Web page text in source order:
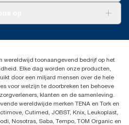
wereldwijd toonaangevend bedrijf op het
Elke dag worden onze producten,
door een miljard mensen over de hele
voor welzijn te doorbreken ten behoeve
klanten en de samenleving.
wereldwijde merken TENA en Tork en
Cutimed, JOBST, Knix, Leukoplast,
Nosotras, Saba, Tempo, TOM Organic en